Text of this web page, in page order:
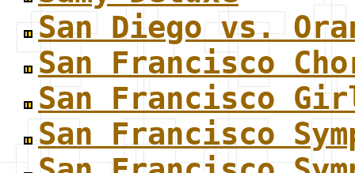
San Diego vs.
San Francisco
San Francisco
San Francisco